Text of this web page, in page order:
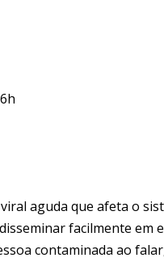
aguda que afeta o
facilmente em
contaminada ao